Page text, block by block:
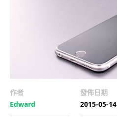
作者
Edward
發佈日期
2015-05-14